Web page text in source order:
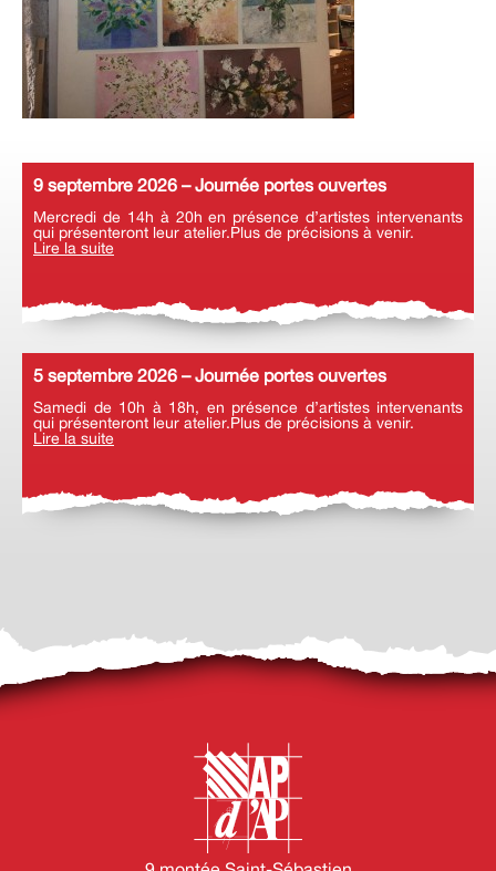
9 septembre 2026 – Journée portes ouvertes
Mercredi de 14h à 20h en présence d’artistes intervenants
qui présenteront leur atelier.Plus de précisions à venir.
Lire la suite
5 septembre 2026 – Journée portes ouvertes
Samedi de 10h à 18h, en présence d’artistes intervenants
qui présenteront leur atelier.Plus de précisions à venir.
Lire la suite